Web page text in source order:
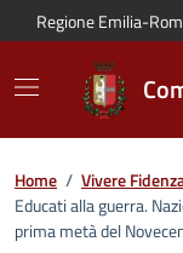
Vai al contenuto
Vai alla navigazione
Vai al piede di pagina
Regione Emilia-
Home / Vivere
Educati alla guerra.
prima metà del